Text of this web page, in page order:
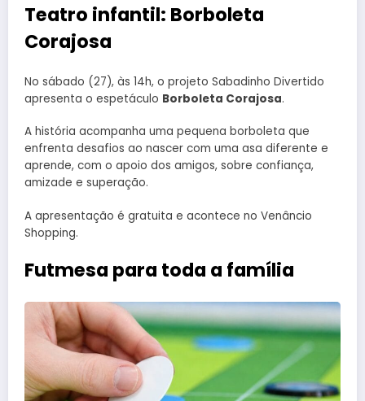
Teatro infantil: Borboleta
Corajosa
No sábado (27), às 14h, o projeto Sabadinho Divertido
apresenta o espetáculo Borboleta Corajosa.
A história acompanha uma pequena borboleta que
enfrenta desafios ao nascer com uma asa diferente e
aprende, com o apoio dos amigos, sobre confiança,
amizade e superação.
A apresentação é gratuita e acontece no Venâncio
Shopping.
Futmesa para toda a família